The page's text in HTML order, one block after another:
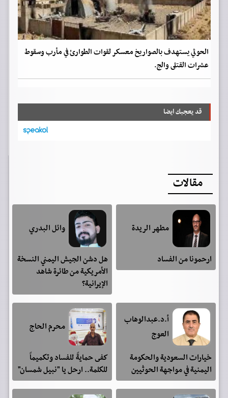
الحوثي يستهدف بالصواريخ معسكر لقوات الطوارئ في مأرب وسقوط
عشرات القتلى والج.
قد يعجبك ايضا
مقالات
مطهر الريدة
ارحمونا من الفساد
وائل البدري
هل دشن الجيش اليمني النسخة
الأمريكية من طائرة شاهد
الإيرانية؟
أ.د.عبدالوهاب
العوج
خيارات السعودية والحكومة
اليمنية في مواجهة الحوثيين
محرم الحاج
كفى حمايةً للفساد وتكميماً
للكلمة.. ارحل يا "نبيل شمسان"